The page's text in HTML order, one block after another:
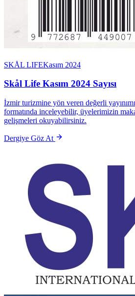
SKÅL LIFEKasım 2024
Skål Life Kasım 2024 Sayısı
İzmir turizmine yön veren değerli
formatında inceleyebilir, üyelerimizin
gelişmeleri okuyabilirsiniz.
Dergiye Göz At